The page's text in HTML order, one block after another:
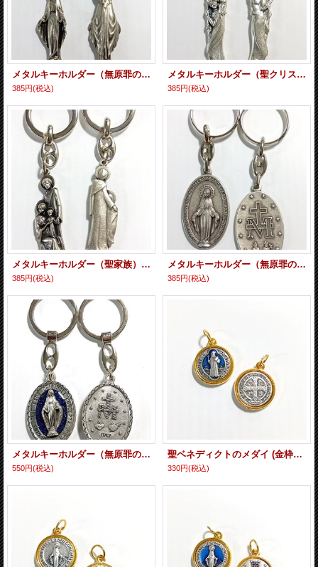
メタルキーホルダー（無原罪の聖母） ※返品不可商品
385円(税込)
メタルキーホルダー（聖クリストフォロ） ※返品不可商品
385円(税込)
メタルキーホルダー（聖家族） ※返品不可商品
385円(税込)
メタルキーホルダー（無原罪の聖母） ※返品不可商品
385円(税込)
メタルキーホルダー（無原罪の聖母・カラー） ※返品不可商品
550円(税込)
聖ベネディクトのメダイ (金枠・丸・青）
330円(税込)